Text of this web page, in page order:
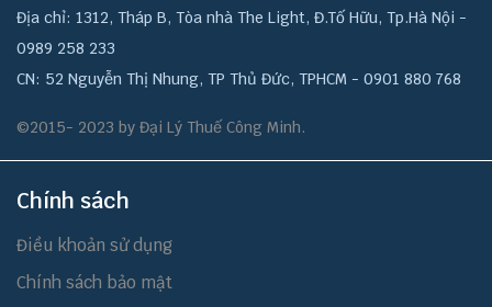
Địa chỉ: 1312, Tháp B, Tòa nhà The Light, Đ.Tố Hữu, Tp.Hà Nội -
0989 258 233
CN: 52 Nguyễn Thị Nhung, TP Thủ Đức, TPHCM - 0901 880 768
©2015- 2023 by Đại Lý Thuế Công Minh.
Chính sách
Điều khoản sử dụng
Chính sách bảo mật